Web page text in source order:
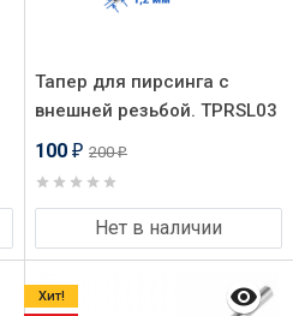
Тапер для пирсинга с
внешней резьбой. TPRSL03
100 ₽ 200₽
Нет в наличии
Хит!